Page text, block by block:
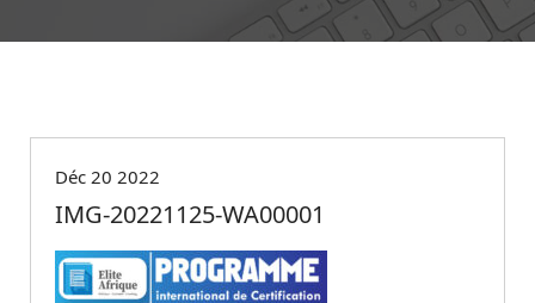
Déc 20 2022
IMG-20221125-WA00001